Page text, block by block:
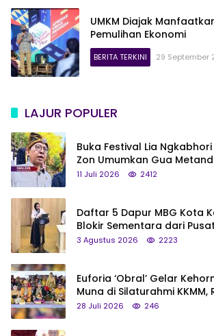
UMKM Diajak
Pemulihan Ekonomi
BERITA TERKINI 29 September
LAJUR POPULER
Buka Festival Lia
Zon Umumkan Gua
Status Jadi Cagar Budaya
11 Juli 2026 2412
Daftar 5 Dapur MBG Kota
Blokir Sementara dari Pusat
3 Agustus 2026 2223
Euforia ‘Obral’ Gelar
Muna di Silaturahmi KKMM,
Saya Bukan Tipe Begitu,
28 Juli 2026 246